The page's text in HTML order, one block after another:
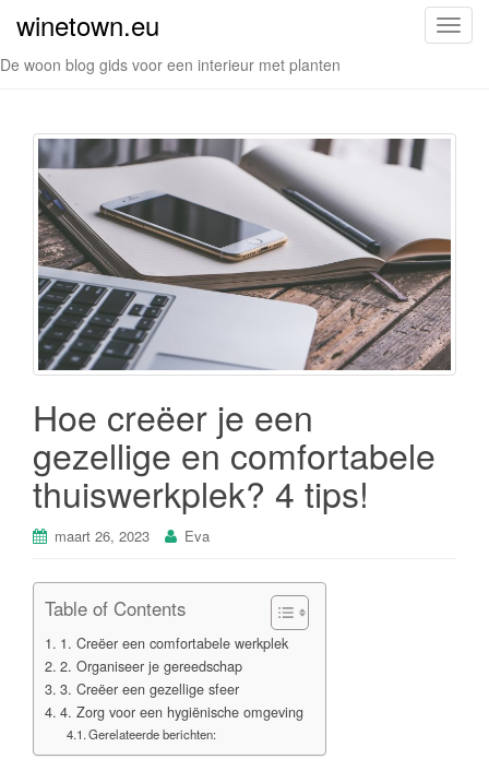
S
k
v
i
g
a
i
winetown.eu
De woon blog gids voor een interieur met planten
Hoe creëer je een
gezellige en comfortabele
thuiswerkplek? 4 tips!
maart 26, 2023 Eva
Table of Contents
1. Creëer een comfortabele werkplek
2. Organiseer je gereedschap
3. Creëer een gezellige sfeer
4. Zorg voor een hygiënische omgeving
Gerelateerde berichten: